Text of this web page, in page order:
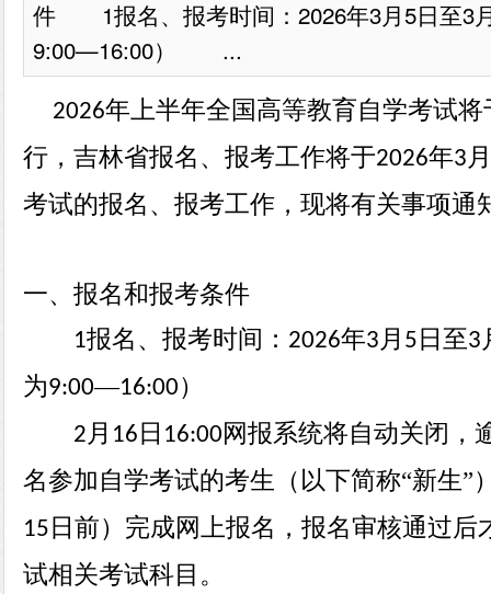
件 1报名、报考时间：2026年3月5日至3
9:00—16:00） ...
2026年上半年全国高等教育自学考试将
行， 吉林省报名、报考工作将于2026年3 月
考试的报名、报考工作，现将有关事项通
一、报名和报考条件
1报名、报考时间： 2026年3 月 5 日至3
为9:00—16:00）
2 月 16 日 16:00网报系统将自动关闭，
名参加自学考试的考生（以下简称“新生”
15 日前）完成网上报名，报名审核通过后
试相关考试科目。